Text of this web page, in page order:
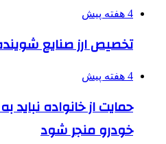
4 هفته پیش
تخصیص ارز صنایع
4 هفته پیش
حمایت از خانواده نباید
خودرو منجر شود